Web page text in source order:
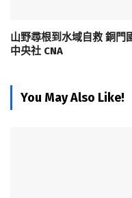
山野尋根到水域自救 銅門
中央社 CNA
You May Also Like!